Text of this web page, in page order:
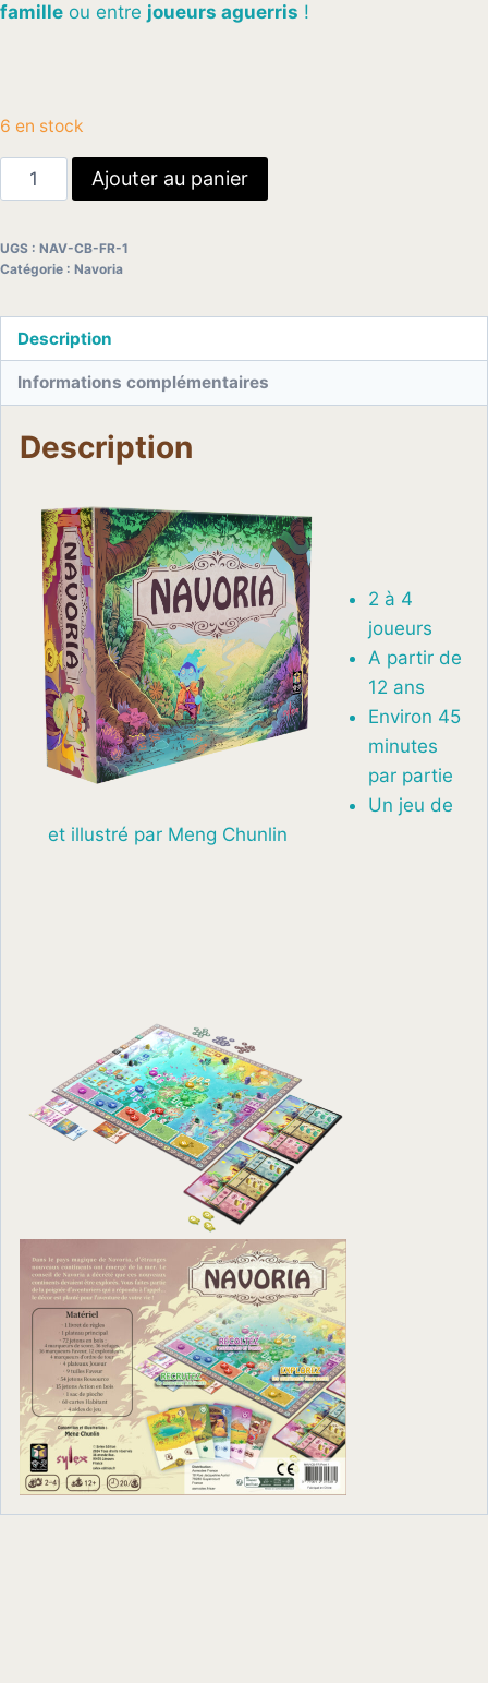
famille ou entre joueurs aguerris !
6 en stock
quantité
de
(FR)
Ajouter au panier
UGS : NAV-CB-FR-1
Catégorie : Navoria
Description
Informations complémentaires
Description
2 à 4
joueurs
A partir de
12 ans
Environ 45
minutes
par partie
Un jeu de
et illustré par Meng Chunlin